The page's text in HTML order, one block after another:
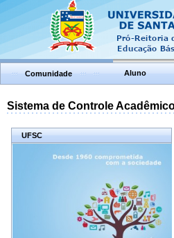
Comunidade Aluno
Sistema de Controle
UFSC